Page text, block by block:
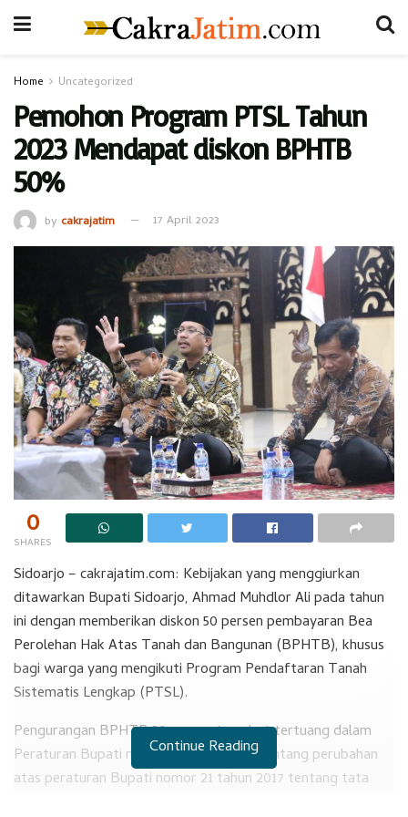
Home Uncategorized
Pemohon Program PTSL Tahun
2023 Mendapat diskon BPHTB
50%
by cakrajatim 17 April 2023
0
SHARES
Sidoarjo – cakrajatim.com: Kebijakan yang menggiurkan
ditawarkan Bupati Sidoarjo, Ahmad Muhdlor Ali pada tahun
ini dengan memberikan diskon 50 persen pembayaran Bea
Perolehan Hak Atas Tanah dan Bangunan (BPHTB), khusus
bagi warga yang mengikuti Program Pendaftaran Tanah
Sistematis Lengkap (PTSL).
Pengurangan BPHTB 50 persen tersebut tertuang dalam
Peraturan Bupati nomor 19 tahun 2023 tentang perubahan
atas peraturan Bupati nomor 21 tahun 2017 tentang tata
Continue Reading